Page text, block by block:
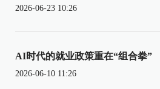
2026-06-23 10:26
AI时代的就业政策重在“组合拳”
2026-06-10 11:26